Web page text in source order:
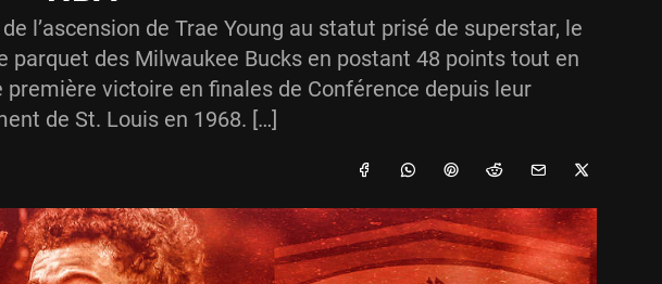
l’ascension de Trae Young au statut prisé de superstar, le
parquet des Milwaukee Bucks en postant 48 points tout en
victoire en finales de Conférence depuis leur
de St. Louis en 1968. […]